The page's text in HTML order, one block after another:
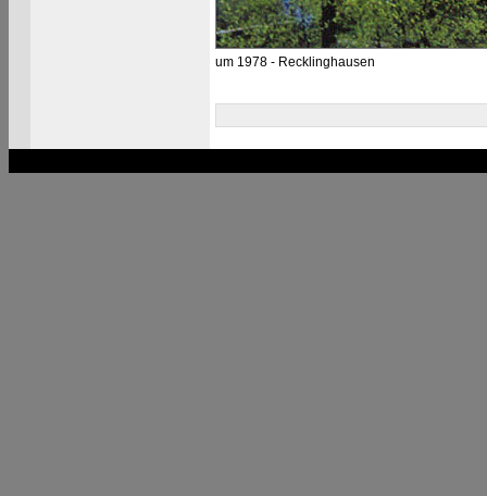
um 1978 - Recklinghausen